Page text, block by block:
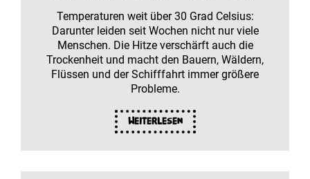
Temperaturen weit über 30 Grad Celsius:
Darunter leiden seit Wochen nicht nur viele
Menschen. Die Hitze verschärft auch die
Trockenheit und macht den Bauern, Wäldern,
Flüssen und der Schifffahrt immer größere
Probleme.
Weiterlesen